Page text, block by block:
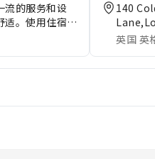
流的服务和设
适。使用住宿提
心分享您的照
供免费停车。出
每间住宿都经
，为您创造温馨
140
英国 英